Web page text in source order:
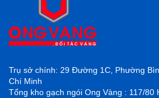
Trụ sở chính: 29 Đường 1C, Phường
Chí Minh
Tổng kho gạch ngói Ong Vàng : 117/80